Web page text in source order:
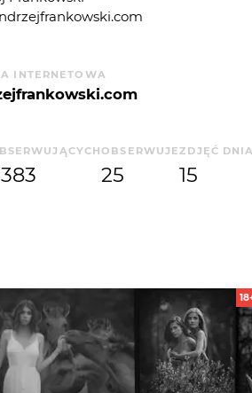
INTERNETOWA
OBSERWUJE
25
ZDJĘĆ DNIA
15